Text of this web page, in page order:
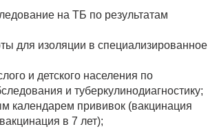
на ТБ по результатам
для изоляции в специализированное
и детского населения по
и туберкулинодиагностику;
календарем прививок (вакцинация
в 7 лет);